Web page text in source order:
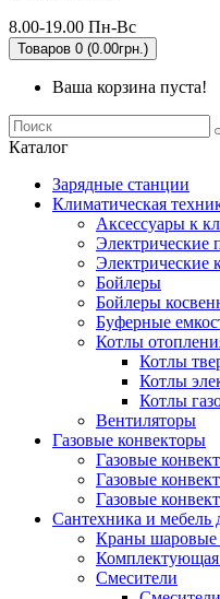
8.00-19.00 Пн-Вс
Товаров 0 (0.00грн.)
Ваша корзина пуста!
Каталог
Зарядные станции
Климатическая
Аксессуары к
Электрические
Электрические
Бойлеры
Бойлеры
Буферные
Котлы
Котлы
Котлы
Котлы
Вентиляторы
Газовые конвекторы
Газовые
Газовые
Газовые
Сантехника и мебель
Краны шаровые
Комплектующая
Смесители